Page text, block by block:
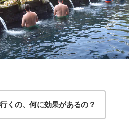
くの、何に効果があるの？